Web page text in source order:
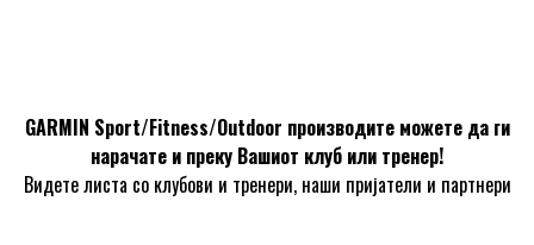
GARMIN Sport/Fitness/Outdoor производите можете да ги
нарачате и преку Вашиот клуб или тренер!
Видете листа со клубови и тренери, наши пријатели и партнери